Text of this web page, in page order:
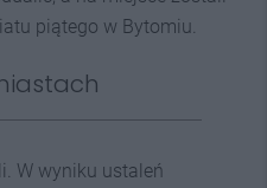
piątego w Bytomiu.
W wyniku ustaleń